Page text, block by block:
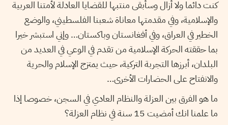
كنت دائما ولا أزال وسأبقى منتبها للقضايا العادلة لأمتنا العربية
والإسلامية، وفي مقدمتها معاناة شعبنا الفلسطيني، والوضع
الخطير في العراق، وفي أفغانستان وباكستان… وإني استبشر خيرا
بما حققته الحركة الإسلامية من تقدم في الوعي في العديد من
البلدان، أبرزها التجربة التركية، حيث يمتزج الإسلام والحرية
والانفتاح على الحضارات الأخرى…
ما هو الفرق بين العزلة والنظام العادي في السجن، خصوصا إذا
ما علمنا انك أمضيت 15 سنة في نظام العزلة؟